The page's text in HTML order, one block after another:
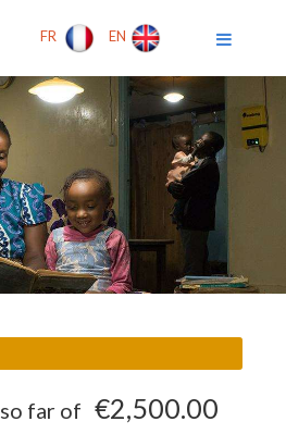
FR EN
so far of €2,500.00